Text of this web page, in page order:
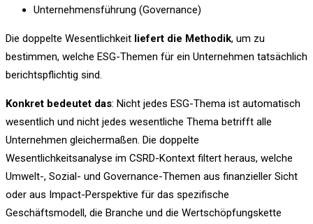
Unternehmensführung (Governance)
Die doppelte Wesentlichkeit liefert die Methodik, um zu
bestimmen, welche ESG-Themen für ein Unternehmen tatsächlich
berichtspflichtig sind.
Konkret bedeutet das: Nicht jedes ESG-Thema ist automatisch
wesentlich und nicht jedes wesentliche Thema betrifft alle
Unternehmen gleichermaßen. Die doppelte
Wesentlichkeitsanalyse im CSRD-Kontext filtert heraus, welche
Umwelt-, Sozial- und Governance-Themen aus finanzieller Sicht
oder aus Impact-Perspektive für das spezifische
Geschäftsmodell, die Branche und die Wertschöpfungskette